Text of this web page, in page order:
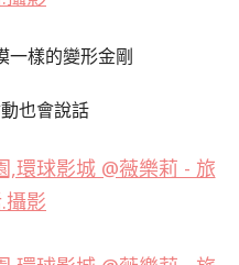
一樣的變形金剛
也會說話